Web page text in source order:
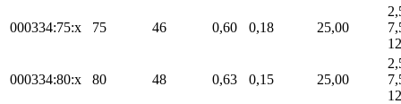
000334:75:x 75 46 0,60 0,18 25,00
000334:80:x 80 48 0,63 0,15 25,00